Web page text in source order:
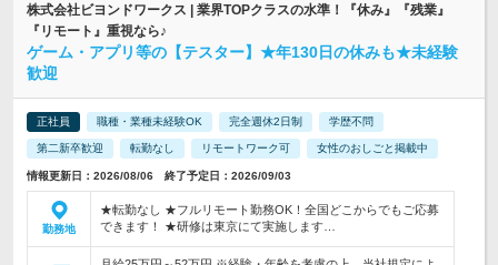
株式会社ビヨンドワークス | 業界TOPクラスの水準！『休み』『残業』
『リモート』重視なら♪
ゲーム・アプリ等の【テスター】★年130日の休みも★未経験
歓迎
正社員 職種・業種未経験OK 完全週休2日制 学歴不問
第二新卒歓迎 転勤なし リモートワーク可 女性のおしごと掲載中
情報更新日：2026/08/06 終了予定日：2026/09/03
勤務地
★転勤なし ★フルリモート勤務OK！全国どこからでもご応募
できます！ ★研修は東京にて実施します…